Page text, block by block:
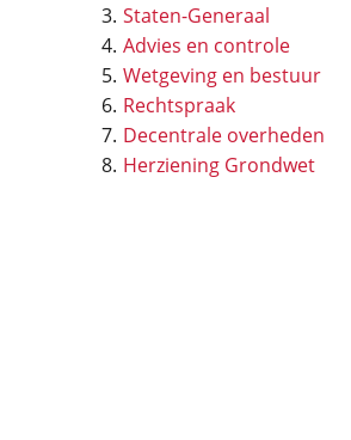
Staten-Generaal
Advies en controle
Wetgeving en bestuur
Rechtspraak
Decentrale overheden
Herziening Grondwet